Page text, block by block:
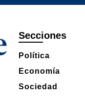
Secciones
Política
Economía
Sociedad